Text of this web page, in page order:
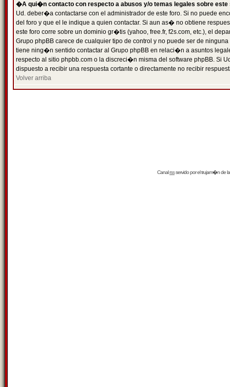
�A qui�n contacto con respecto a abusos y/o temas legales sobre este
Ud. deber�a contactarse con el administrador de este foro. Si no puede
del foro y que el le indique a quien contactar. Si aun as� no obtiene
este foro corre sobre un dominio gr�tis (yahoo, free.fr, f2s.com, etc.), el
Grupo phpBB carece de cualquier tipo de control y no puede ser de
tiene ning�n sentido contactar al Grupo phpBB en relaci�n a asuntos
respecto al sitio phpbb.com o la discreci�n misma del software phpBB. Si
dispuesto a recibir una respuesta cortante o directamente no recibir
Volver arriba
Canalrssservido por eltrujam�nde